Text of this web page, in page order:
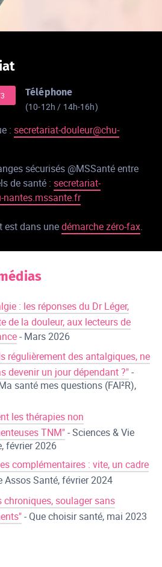
Téléphone
(10-12h / 14h-16h)
: secretariat-douleur@chu-
sécurisés @MSSanté entre
de santé : secretariat-
nantes.mssante.fr
est dans unedémarche zéro-fax.
: les réponses du Dr Léger,
de la douleur, aux lecteurs de
- Mars 2026
régulièrement des antalgiques, ne
devenir un jour dépendant ?"-
santé mes questions (FAI²R),
les thérapies non
TNM"- Sciences & Vie
février 2026
complémentaires : vite, un cadre
Assos Santé, février 2024
chroniques, soulager sans
- Que choisir santé, mai 2023